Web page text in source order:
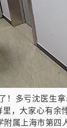
！多亏沈医生
，大家心有
属上海市第四